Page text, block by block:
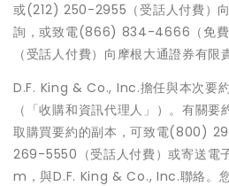
或(212) 250-2955（受話人付費）
詢，或致電(866) 834-4666（免
（受話人付費）向摩根大通證券有限
D.F. King & Co., Inc.擔任與本次要
（「收購和資訊代理人」）。有關
取購買要約的副本，可致電(800)
269-5550（受話人付費）或寄送
m，與D.F. King & Co., Inc.聯絡。